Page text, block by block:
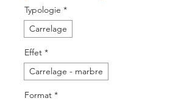
Typologie *
Carrelage
Effet *
Carrelage - marbre
Format *